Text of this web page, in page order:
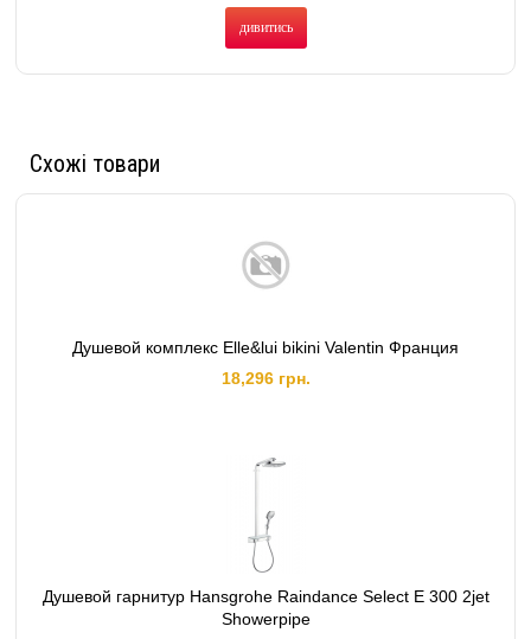
дивитись
Схожі товари
Душевой комплекс Elle&lui bikini Valentin Франция
18,296 грн.
Душевой гарнитур Hansgrohe Raindance Select E 300 2jet
Showerpipe